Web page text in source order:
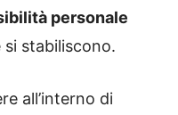
personale
si stabiliscono.
all’interno di